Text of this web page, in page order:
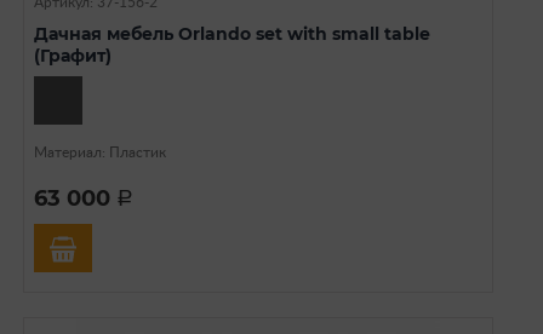
Дачная мебель Orlando set with small table
(Графит)
Материал: Пластик
63 000 a